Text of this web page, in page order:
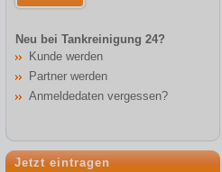
Neu bei Tankreinigung 24?
Kunde werden
Partner werden
Anmeldedaten vergessen?
Jetzt eintragen